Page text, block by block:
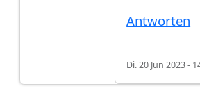
Antworten
Di. 20 Jun 2023 -